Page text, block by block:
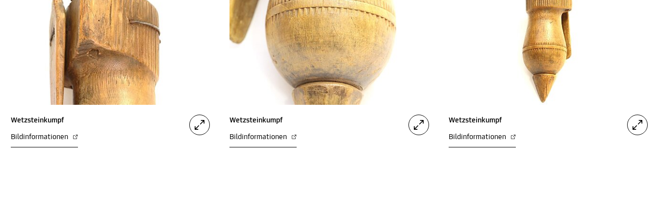
Wetzsteinkumpf
Bildinformationen
Wetzsteinkumpf
Bildinformationen
Wetzsteinkumpf
Bildinformationen